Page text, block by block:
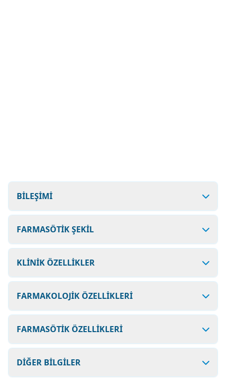
BİLEŞİMİ
FARMASÖTİK ŞEKİL
KLİNİK ÖZELLİKLER
FARMAKOLOJİK ÖZELLİKLERİ
FARMASÖTİK ÖZELLİKLERİ
DİĞER BİLGİLER